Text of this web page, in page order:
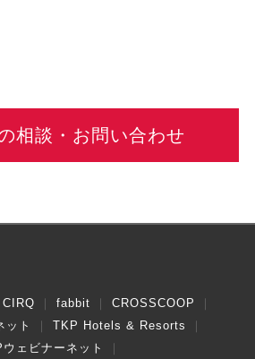
相談・お問い合わせ
CIRQ fabbit
CROSSCOOP
ット
TKP Hotels & Resorts
ェビナーネット